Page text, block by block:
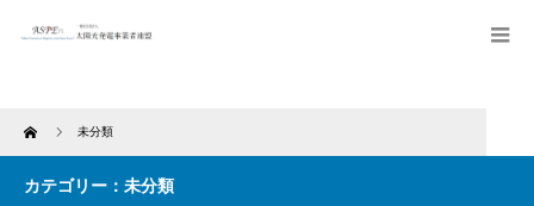
Home 未分類
カテゴリー：未分類